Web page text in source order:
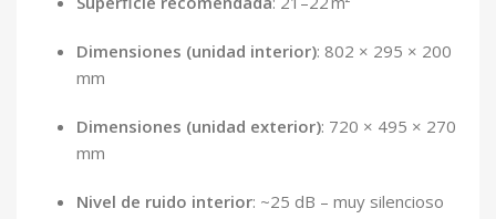
Dimensiones (unidad interior): 802 × 295 × 200
mm
Dimensiones (unidad exterior): 720 × 495 × 270
mm
Nivel de ruido interior: ~25 dB – muy silencioso